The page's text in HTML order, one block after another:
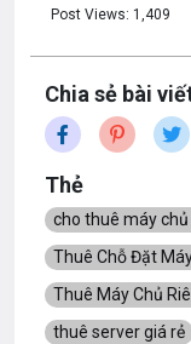
Post Views: 1,409
Chia sẻ bài
Thẻ
cho thuê máy
Thuê Chỗ Đặt
Thuê Máy Chủ
thuê server giá rẻ